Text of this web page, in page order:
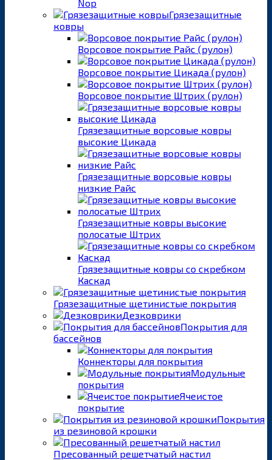
Nop
Грязезащитные
ковры
Ворсовое покрытие Райс (рулон)
Ворсовое покрытие Цикада (рулон)
Ворсовое покрытие Штрих (рулон)
Грязезащитные ворсовые ковры
высокие Цикада
Грязезащитные ворсовые ковры
низкие Райс
Грязезащитные ковры высокие
полосатые Штрих
Грязезащитные ковры со скребком
Каскад
Грязезащитные щетинистые покрытия
Дезковрики
Покрытия для
бассейнов
Коннекторы для покрытия
Модульные
покрытия
Ячеистое
покрытие
Покрытия
из резиновой крошки
Пресованный решетчатый настил